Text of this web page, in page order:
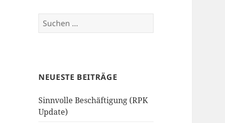
Suchen
nach:
NEUESTE BEITRÄGE
Sinnvolle Beschäftigung (RPK
Update)